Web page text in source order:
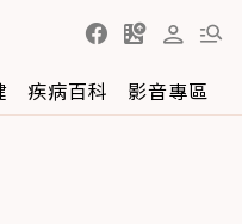
疾病百科 影音專區